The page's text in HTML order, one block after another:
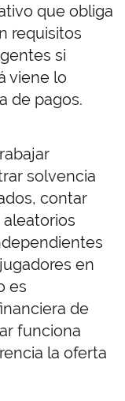
que obliga
requisitos
si
viene lo
de pagos.
solvencia
contar
en
es
de
funciona
la oferta